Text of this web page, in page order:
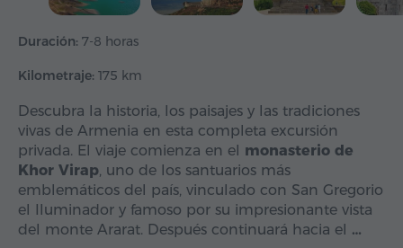
Duración: 7-8 horas
Kilometraje: 175 km
Descubra la historia, los paisajes y las tradiciones
vivas de Armenia en esta completa excursión
privada. El viaje comienza en el monasterio de
Khor Virap, uno de los santuarios más
emblemáticos del país, vinculado con San Gregorio
el Iluminador y famoso por su impresionante vista
del monte Ararat. Después continuará hacia el …